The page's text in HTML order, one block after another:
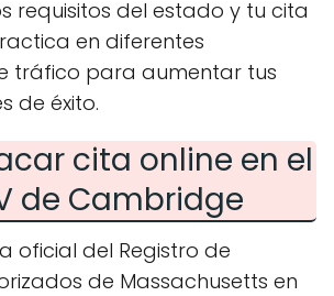
requisitos del estado y tu cita
en diferentes
tráfico para aumentar tus
de éxito.
cita online en el
de Cambridge
oficial del Registro de
de Massachusetts en